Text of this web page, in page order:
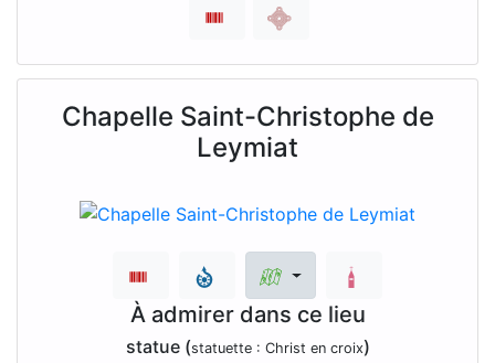
Chapelle Saint-Christophe de
Leymiat
À admirer dans ce lieu
statue (statuette : Christ en croix)